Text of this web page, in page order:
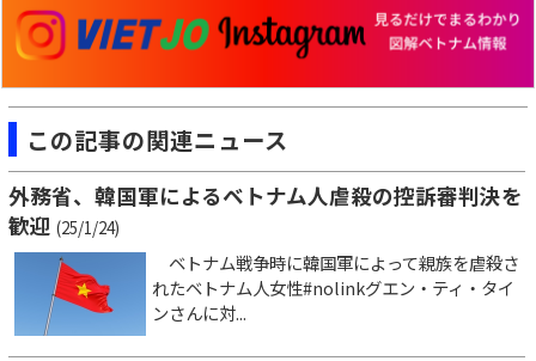
この記事の関連ニュース
外務省、韓国軍によるベトナム人虐殺の控訴審判決を
歓迎 (25/1/24)
ベトナム戦争時に韓国軍によって親族を虐殺さ
れたベトナム人女性#nolinkグエン・ティ・タイ
ンさんに対...